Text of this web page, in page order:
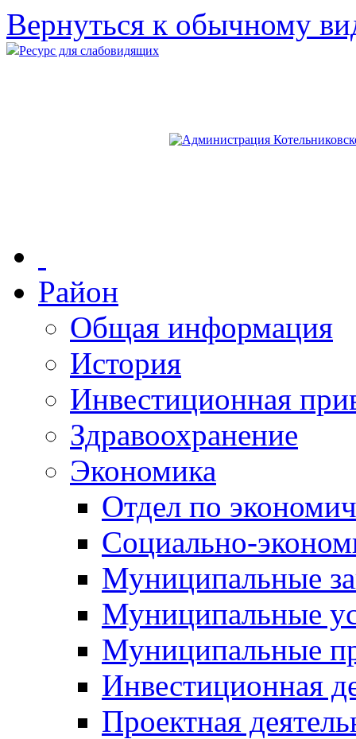
Вернуться к обычному
Ресурс для слабовидящих
Район
Общая информация
История
Инвестиционная
Здравоохранение
Экономика
Отдел по
Социально-
Муниципальные
Муниципальные
Муниципальные
Инвестиционная
Проектная